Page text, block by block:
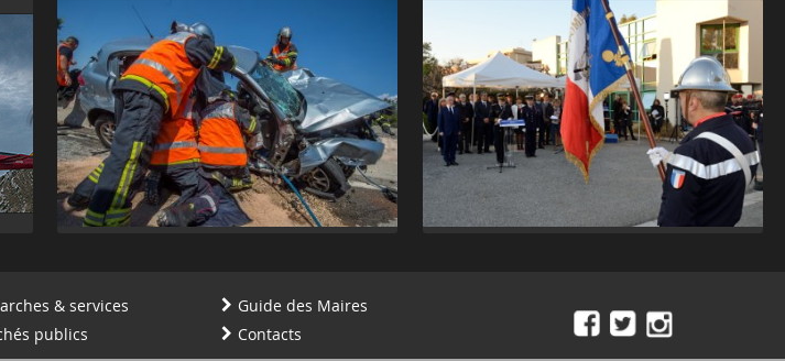
& services
publics
Guide des Maires
Contacts